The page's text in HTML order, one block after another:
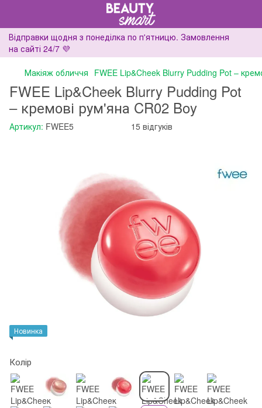
Відправки щодня з понеділка по п'ятницю. Замовлення
на сайті 24/7 💜
Макіяж обличчя FWEE Lip&Cheek Blurry Pudding Pot –
FWEE Lip&Cheek Blurry Pudding Pot
– кремові рум'яна CR02 Boy
Артикул: FWEE5 15 відгуків
Новинка
Колір